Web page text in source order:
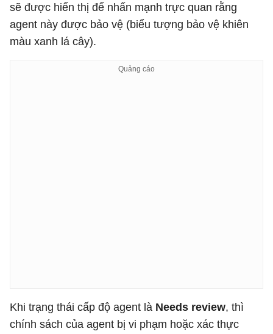
sẽ được hiển thị để nhấn mạnh trực quan rằng
agent này được bảo vệ (biểu tượng bảo vệ khiên
màu xanh lá cây).
Khi trạng thái cấp độ agent là Needs review, thì
chính sách của agent bị vi phạm hoặc xác thực